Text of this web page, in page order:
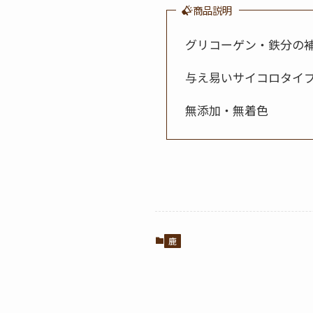
商品説明
グリコーゲン・鉄分の
与え易いサイコロタイ
無添加・無着色
鹿